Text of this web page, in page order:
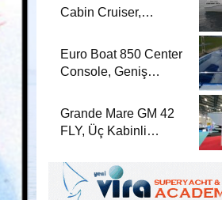
Dergisi’nde
Cabin Cruiser,
Düzeniyle Yat
Dergisi’nde
Euro Boat 850 Center
Console, Geniş
Yat Dergisi’nde
Grande Mare GM 42
FLY, Üç Kabinli
Dergisi’nde